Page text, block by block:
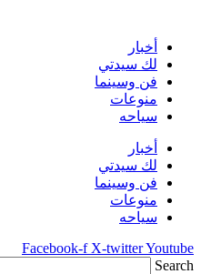
contentأخبار
لك سيدتي
فن وسينما
منوعات
سياحه
أخبار
لك سيدتي
فن وسينما
منوعات
سياحه
Facebook-f X-twitterYoutube
Search